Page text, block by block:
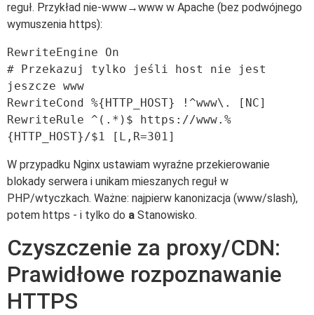
reguł. Przykład nie-www→www w Apache (bez podwójnego
wymuszenia https):
RewriteEngine On
# Przekazuj tylko jeśli host nie jest
jeszcze www
RewriteCond %{HTTP_HOST} !^www\. [NC]
RewriteRule ^(.*)$ https://www.%
W przypadku Nginx ustawiam wyraźne przekierowanie
blokady serwera i unikam mieszanych reguł w
PHP/wtyczkach. Ważne: najpierw kanonizacja (www/slash),
potem https - i tylko do a Stanowisko.
Czyszczenie za proxy/CDN:
Prawidłowe rozpoznawanie
HTTPS